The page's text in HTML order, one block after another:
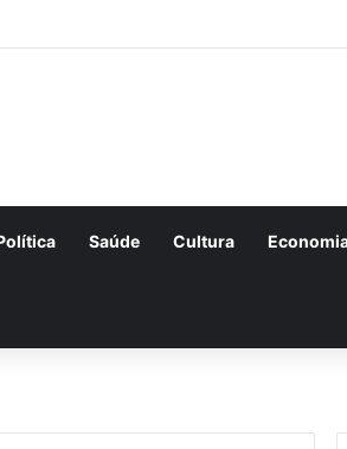
do Piauí encerram amanhã
Saúde Cultura